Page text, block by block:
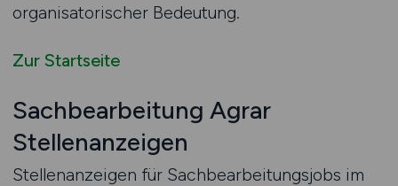
organisatorischer Bedeutung.
Zur Startseite
Sachbearbeitung Agrar
Stellenanzeigen
Stellenanzeigen für Sachbearbeitungsjobs im